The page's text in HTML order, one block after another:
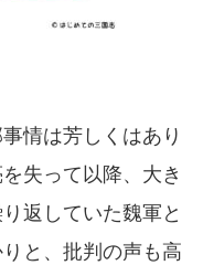
情は芳しくはあり
失って以降、大き
返していた魏軍と
と、批判の声も高